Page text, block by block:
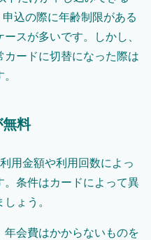
込の際に年齢制限がある
スが多いです。しかし、
ードに切替になった際は
料
用金額や利用回数によっ
条件はカードによって異
ょう。
会費はかからないものを